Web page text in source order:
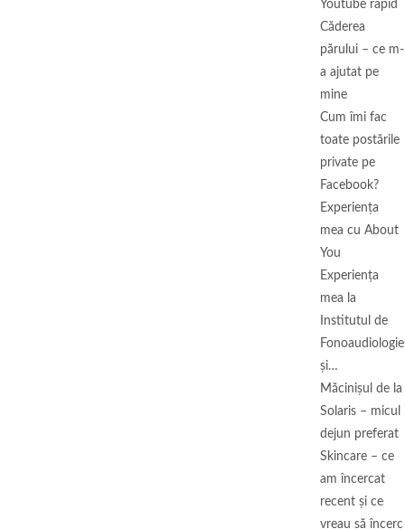
Youtube rapid
Căderea
părului – ce m-
a ajutat pe
mine
Cum îmi fac
toate postările
private pe
Facebook?
Experiența
mea cu About
You
Experiența
mea la
Institutul de
Fonoaudiologie
și…
Măcinişul de la
Solaris – micul
dejun preferat
Skincare – ce
am încercat
recent și ce
vreau să încerc